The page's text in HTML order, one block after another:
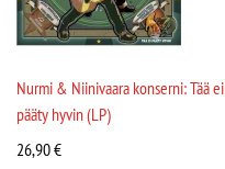
Nurmi & Niinivaara konserni: Tää ei
pääty hyvin (LP)
26,90€